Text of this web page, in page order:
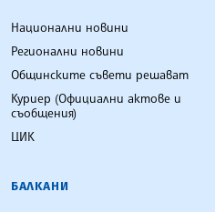
Национални новини
Регионални новини
Общинските съвети решават
Куриер (Официални актове и
съобщения)
ЦИК
БАЛКАНИ